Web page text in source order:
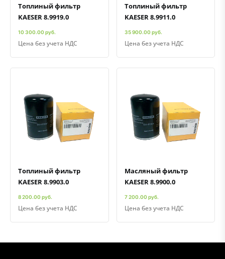
Топлиный фильтр
KAESER 8.9919.0
10 300.00 руб.
Цена без учета НДС
Топлиный фильтр
KAESER 8.9911.0
35 900.00 руб.
Цена без учета НДС
Быстрый просмотрДобавить к сравнению
Добавить в избранное
Топлиный фильтр
KAESER 8.9903.0
8 200.00 руб.
Цена без учета НДС
Быстрый просмотрДобавить к сравнению
Добавить в избранное
Масляный фильтр
KAESER 8.9900.0
7 200.00 руб.
Цена без учета НДС